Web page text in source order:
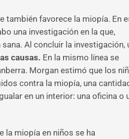
también favorece la miopía. En
una investigación en la que,
Al concluir la investigación,
causas. En la mismo línea se
Morgan estimó que los
contra la miopía, una
en un interior: una oficina o
la miopía en niños se ha